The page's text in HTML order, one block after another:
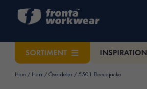
SORTIMENT INSPIRATION
Hem / Herr / Överdelar / 5501 Fleecejacka